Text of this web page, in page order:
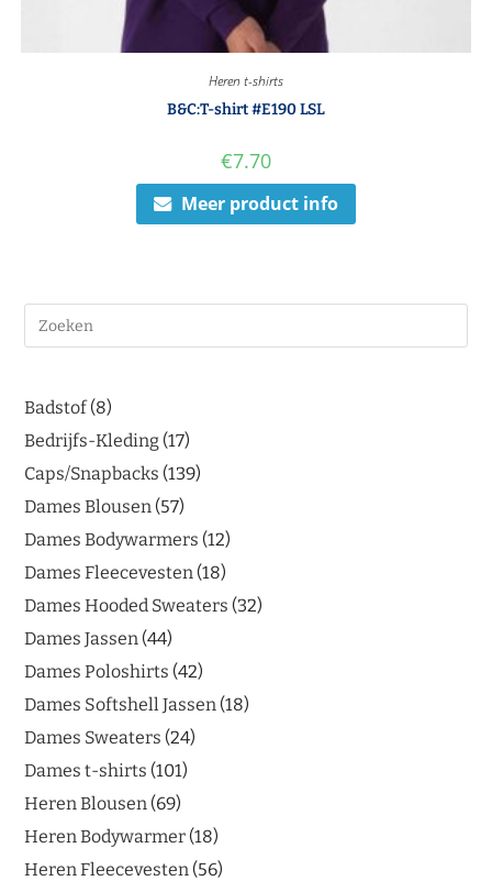
Heren t-shirts
B&C:T-shirt #E190 LSL
€7.70
Meer product info
Badstof 8
Bedrijfs-Kleding 17
Caps/Snapbacks 139
Dames Blousen 57
Dames Bodywarmers 12
Dames Fleecevesten 18
Dames Hooded Sweaters 32
Dames Jassen 44
Dames Poloshirts 42
Dames Softshell Jassen 18
Dames Sweaters 24
Dames t-shirts 101
Heren Blousen 69
Heren Bodywarmer 18
Heren Fleecevesten 56